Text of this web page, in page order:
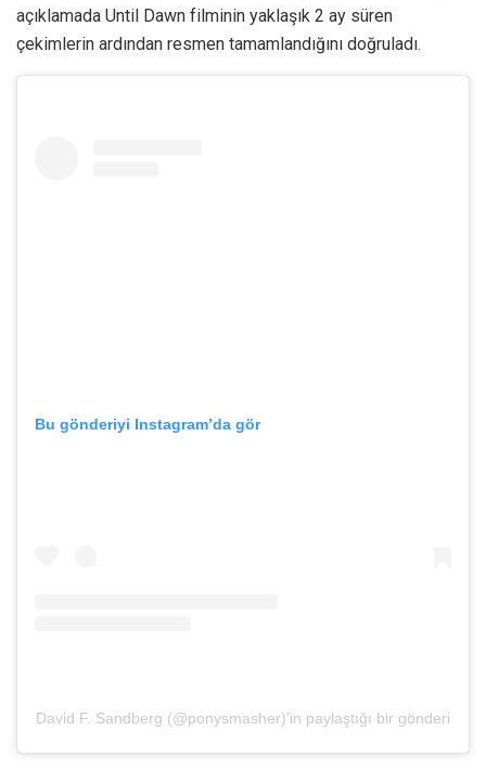
açıklamada Until Dawn filminin yaklaşık 2 ay süren
çekimlerin ardından resmen tamamlandığını doğruladı.
Bu gönderiyi Instagram’da gör
David F. Sandberg (@ponysmasher)’in paylaştığı bir gönderi